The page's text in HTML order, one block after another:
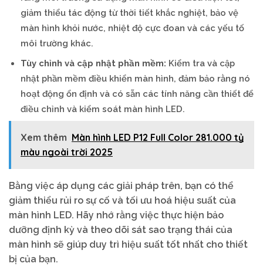
giảm thiểu tác động từ thời tiết khắc nghiệt, bảo vệ
màn hình khỏi nước, nhiệt độ cực đoan và các yếu tố
môi trường khác.
Tùy chỉnh và cập nhật phần mềm: Kiểm tra và cập
nhật phần mềm điều khiển màn hình, đảm bảo rằng nó
hoạt động ổn định và có sẵn các tính năng cần thiết để
điều chỉnh và kiểm soát màn hình LED.
Xem thêm Màn hình LED P12 Full Color 281.000 tỷ
màu ngoài trời 2025
Bằng việc áp dụng các giải pháp trên, bạn có thể
giảm thiểu rủi ro sự cố và tối ưu hoá hiệu suất của
màn hình LED. Hãy nhớ rằng việc thực hiện bảo
dưỡng định kỳ và theo dõi sát sao trạng thái của
màn hình sẽ giúp duy trì hiệu suất tốt nhất cho thiết
bị của bạn.